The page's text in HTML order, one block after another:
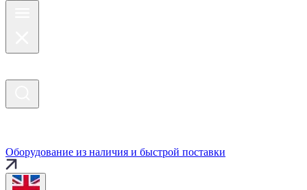
Оборудование из наличия и быстрой поставки